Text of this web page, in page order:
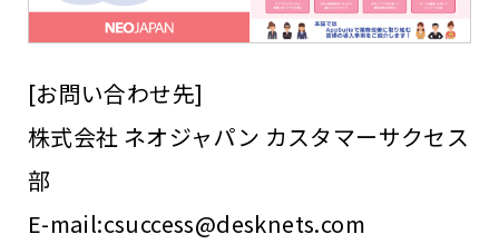
[お問い合わせ先]
株式会社 ネオジャパン カスタマーサクセス
部
E-mail:csuccess@desknets.com